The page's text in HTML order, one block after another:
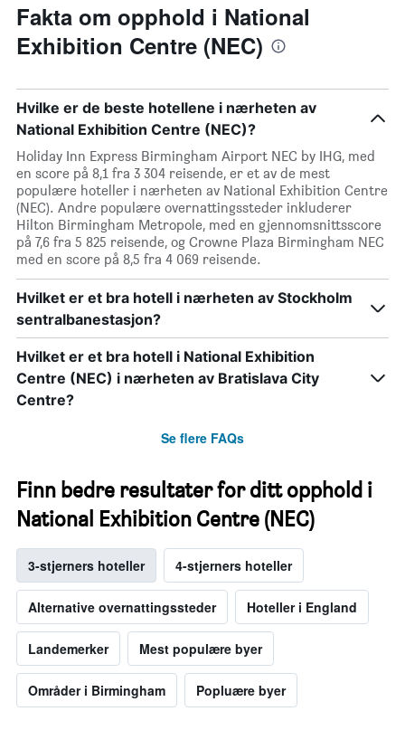
Fakta om opphold i National
Exhibition Centre (NEC)
Hvilke er de beste hotellene i nærheten av
National Exhibition Centre (NEC)?
Holiday Inn Express Birmingham Airport NEC by IHG, med
en score på 8,1 fra 3 304 reisende, er et av de mest
populære hoteller i nærheten av National Exhibition Centre
(NEC). Andre populære overnattingssteder inkluderer
Hilton Birmingham Metropole, med en gjennomsnittsscore
på 7,6 fra 5 825 reisende, og Crowne Plaza Birmingham NEC
med en score på 8,5 fra 4 069 reisende.
Hvilket er et bra hotell i nærheten av Stockholm
sentralbanestasjon?
Hvilket er et bra hotell i National Exhibition
Centre (NEC) i nærheten av Bratislava City
Centre?
Se flere FAQs
Finn bedre resultater for ditt opphold i
National Exhibition Centre (NEC)
3-stjerners hoteller 4-stjerners hoteller
Alternative overnattingssteder Hoteller i England
Landemerker Mest populære byer
Områder i Birmingham Popluære byer